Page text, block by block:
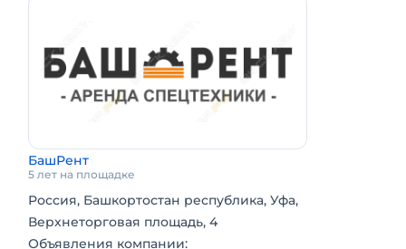
БашРент
5 лет на площадке
Россия, Башкортостан республика, Уфа,
Верхнеторговая площадь, 4
Объявления компании: